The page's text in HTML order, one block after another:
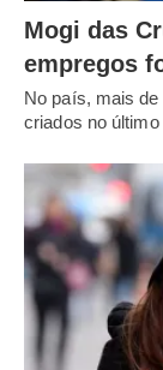
Mogi das
empregos
No país, mais
criados no último